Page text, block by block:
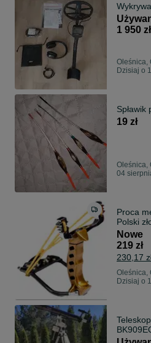
1 950 zł
Oleśnica,
Dzisiaj o
Spławik
19 zł
Oleśnica,
04
Proca
Polski
Nowe
219 zł
230,17
Oleśnica,
Dzisiaj o